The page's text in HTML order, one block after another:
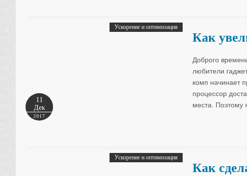
Ускорение и оптимизация
11
Дек
2017
Как
Доброго
любители
комп начинает
процессор
места. Поэтому
Ускорение и оптимизация
Как